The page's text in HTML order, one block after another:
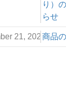
り）
らせ
21, 2023商品